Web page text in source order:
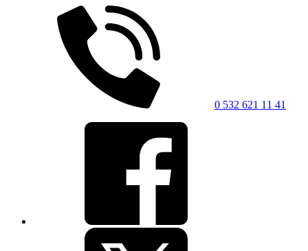
0 532 621 11 41